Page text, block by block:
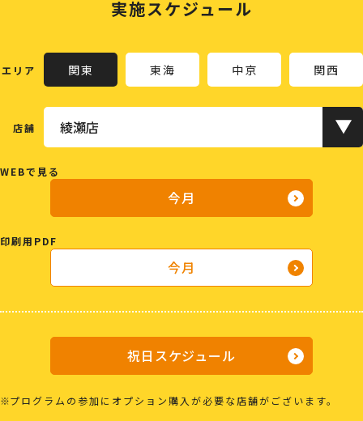
実施スケジュール
エリア 関東 東海 中京 関西
店舗
WEBで見る
今月
印刷用PDF
今月
祝日スケジュール
プログラムの参加にオプション購入が必要な店舗がございます。